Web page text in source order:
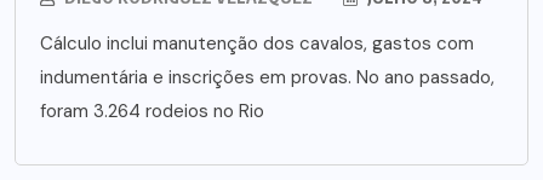
Cálculo inclui manutenção dos cavalos, gastos com
indumentária e inscrições em provas. No ano passado,
foram 3.264 rodeios no Rio